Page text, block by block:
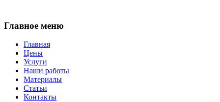
Главное меню
Главная
Цены
Услуги
Наши работы
Материалы
Статьи
Контакты